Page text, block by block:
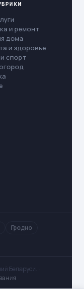
и ремонт
дома
и здоровье
спорт
Гродно
Беларуси. ·